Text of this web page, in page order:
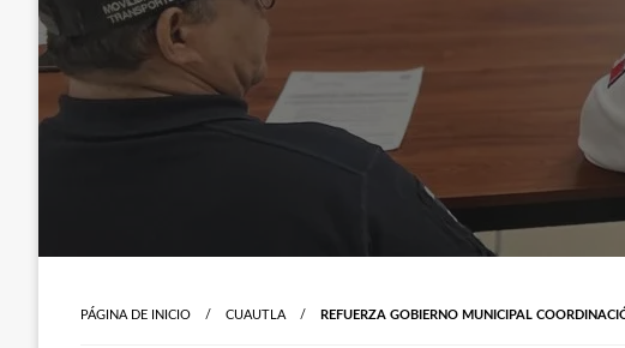
PÁGINA DE INICIO CUAUTLA REFUERZA GOBIERNO MUNICIPAL